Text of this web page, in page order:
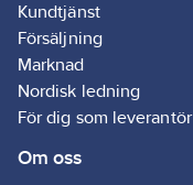
Kundtjänst
Försäljning
Marknad
Nordisk ledning
För dig som leverantör
Om oss